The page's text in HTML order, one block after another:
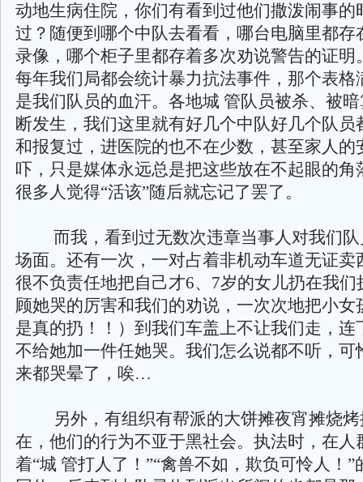
动地生病住院，你们有看到过他们撒泼闹事的
过？随便到哪个中队去看看，哪台电脑里都存
录像，哪个柜子里都存着多次劝说警告的证明
每年我们局都会统计暴力抗法事件，那个表格
是我们队员的血汗。各地城 管队员被杀、被
断发生，我们这里就有好几个中队好几个队员
和报复过，进医院的也不在少数，甚至家人的
吓，只是媒体永远总是把这些放在不起眼的角
很多人觉得“活该”随后就忘记了罢了。
而我，看到过无数次违章当事人对我们队
场面。还有一次，一对占着非机动车道无证卖
很不负责任地把自己才6、7岁的女儿扔在我们
顾她哭的厉害和我们的劝说，一次次地把小女
是真的扔！！）到我们车盖上不让我们走，连
不给她加一件任她哭。我们怎么说都不听，可
来都哭晕了，唉…
另外，有组织有帮派的大饼摊夜宵摊烧烤
在，他们的行为不亚于黑社会。执法时，在人
着“城 管打人了！”“禽兽不如，欺负可怜人！”